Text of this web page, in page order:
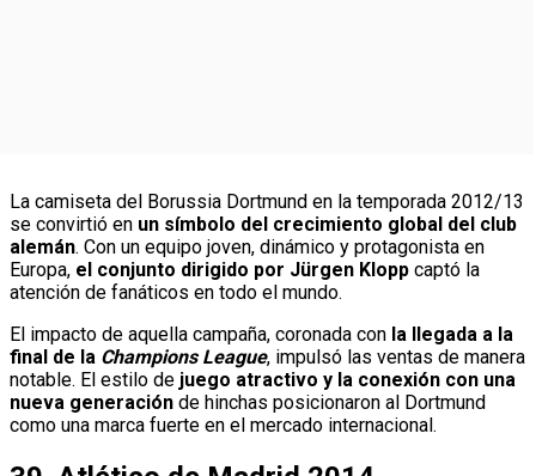
La camiseta del Borussia Dortmund en la temporada 2012/13
se convirtió en un símbolo del crecimiento global del club
alemán. Con un equipo joven, dinámico y protagonista en
Europa, el conjunto dirigido por Jürgen Klopp captó la
atención de fanáticos en todo el mundo.
El impacto de aquella campaña, coronada con la llegada a la
final de la Champions League, impulsó las ventas de manera
notable. El estilo de juego atractivo y la conexión con una
nueva generación de hinchas posicionaron al Dortmund
como una marca fuerte en el mercado internacional.